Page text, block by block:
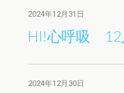
2024年12月31日
HI!心呼吸 12
2024年12月30日